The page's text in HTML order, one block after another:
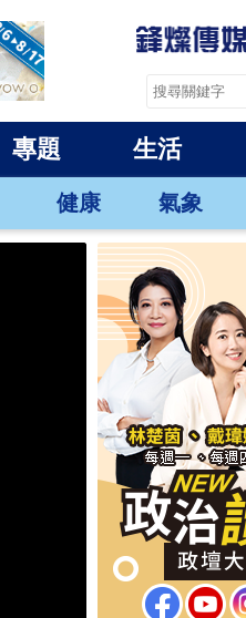
專題 生活
健康 氣象